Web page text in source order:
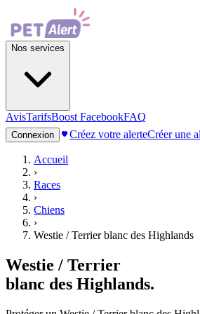
Nos services
AvisTarifsBoost FacebookFAQ
Connexion Créez votre alerteCréer une
Accueil
›
Races
›
Chiens
›
Westie / Terrier blanc des Highlands
Westie / Terrier
blanc des Highlands.